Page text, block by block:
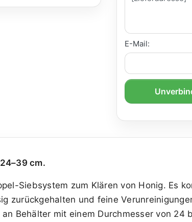
E-Mail:
cm.
Siebsystem zum Klären von Honig. Es
zurückgehalten und feine
Behälter mit einem Durchmesser von 24